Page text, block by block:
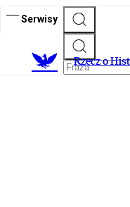
Serwisy
Rzecz o